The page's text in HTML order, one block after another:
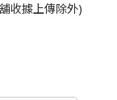
收據上傳除外)